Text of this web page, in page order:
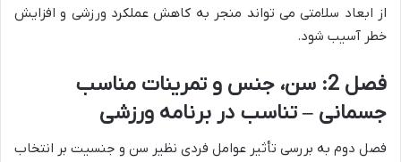
از ابعاد سلامتی می تواند منجر به کاهش عملکرد ورزشی و افزایش
خطر آسیب شود.
فصل 2: سن، جنس و تمرینات مناسب
جسمانی – تناسب در برنامه ورزشی
فصل دوم به بررسی تأثیر عوامل فردی نظیر سن و جنسیت بر انتخاب